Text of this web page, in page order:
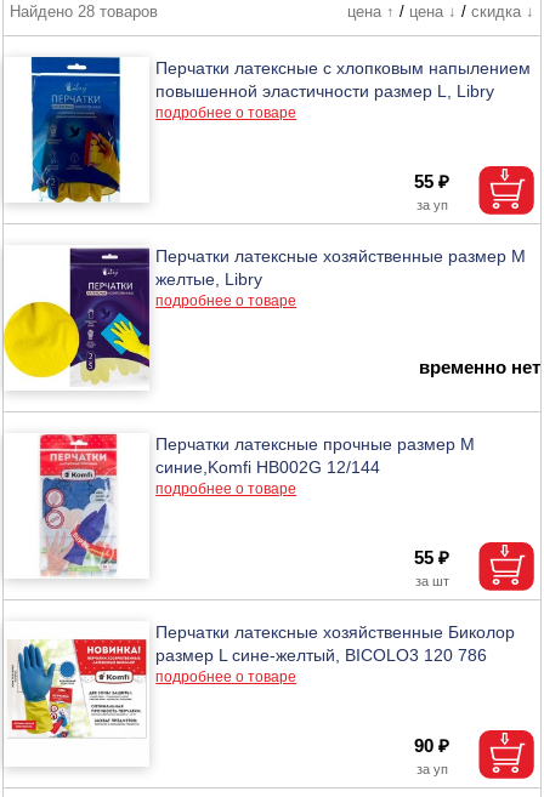
Найдено 28 товаров
цена ↑ / цена ↓ / скидка ↓
Перчатки латексные с хлопковым напылением
повышенной эластичности размер L, Libry
подробнее о товаре
55 ₽
Перчатки латексные хозяйственные размер М
желтые, Libry
подробнее о товаре
временно нет
Перчатки латексные прочные размер M
синие,Komfi HB002G 12/144
подробнее о товаре
55 ₽
Перчатки латексные хозяйственные Биколор
размер L сине-желтый, BICOLO3 120 786
подробнее о товаре
90 ₽